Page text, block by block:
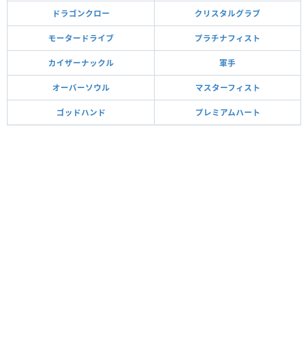
ドラゴンクロー クリスタルグラブ
モータードライブ プラチナフィスト
カイザーナックル 軍手
オーバーソウル マスターフィスト
ゴッドハンド プレミアムハート